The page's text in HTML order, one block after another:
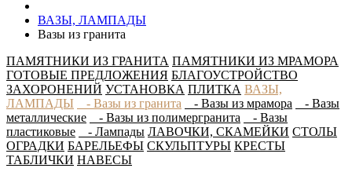
ВАЗЫ, ЛАМПАДЫ
Вазы из гранита
ПАМЯТНИКИ ИЗ ГРАНИТА ПАМЯТНИКИ ИЗ МРАМОРА
ГОТОВЫЕ ПРЕДЛОЖЕНИЯ БЛАГОУСТРОЙСТВО
ЗАХОРОНЕНИЙ УСТАНОВКА ПЛИТКА ВАЗЫ,
ЛАМПАДЫ
- Вазы из гранита - Вазы из мрамора
- Вазы
металлические
- Вазы из полимергранита
- Вазы
пластиковые
- Лампады ЛАВОЧКИ, СКАМЕЙКИ СТОЛЫ
ОГРАДКИ БАРЕЛЬЕФЫ СКУЛЬПТУРЫ КРЕСТЫ
ТАБЛИЧКИ НАВЕСЫ